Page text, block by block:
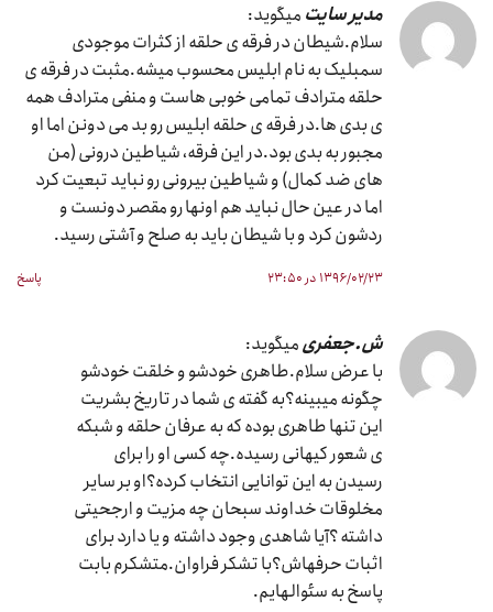
مدیر سایت میگوید:
سلام.شیطان در فرقه ی حلقه از کثرات موجودی
سمبلیک به نام ابلیس محسوب میشه.مثبت در فرقه ی
حلقه مترادف تمامی خوبی هاست و منفی مترادف همه
ی بدی ها.در فرقه ی حلقه ابلیس رو بد می دونن اما او
مجبور به بدی بود.در این فرقه، شیاطین درونی (من
های ضد کمال) و شیاطین بیرونی رو نباید تبعیت کرد
اما در عین حال نباید هم اونها رو مقصر دونست و
ردشون کرد و با شیطان باید به صلح و آشتی رسید.
۱۳۹۶/۰۲/۲۳ در ۲۳:۵۰ پاسخ
ش.جعفریمیگوید:
با عرض سلام.طاهری خودشو و خلقت خودشو
چگونه میبینه؟به گفته ی شما در تاریخ بشریت
این تنها طاهری بوده که به عرفان حلقه و شبکه
ی شعور کیهانی رسیده.چه کسی او را برای
رسیدن به این توانایی انتخاب کرده؟او بر سایر
مخلوقات خداوند سبحان چه مزیت و ارجحیتی
داشته ؟آیا شاهدی وجود داشته و یا دارد برای
اثبات حرفهاش؟با تشکر فراوان.متشکرم بابت
پاسخ به سئوالهایم.